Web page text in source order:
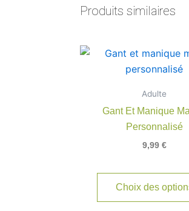
Produits similaires
Adulte
Gant Et Manique
Personnalisé
9,99 €
Choix des